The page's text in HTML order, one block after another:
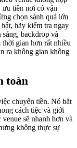
ưu tiên nơi có vận
chọn sảnh quá lớn
hãy kiểm tra ngay
sáng, backdrop và
gian hơn rất nhiều
ra không gian không
toàn
chuyển tiền. Nó bắt
cách tiệc và giới
sẽ nhanh hơn và
không thực sự